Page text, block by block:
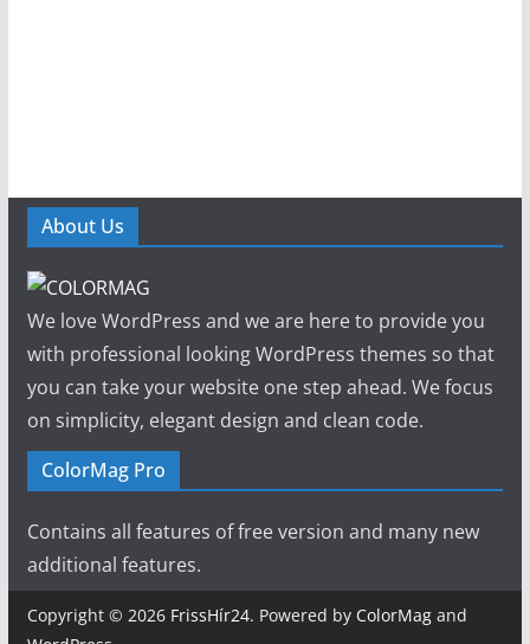
About Us
We love WordPress and we are here to provide you
with professional looking WordPress themes so that
you can take your website one step ahead. We focus
on simplicity, elegant design and clean code.
ColorMag Pro
Contains all features of free version and many new
additional features.
Copyright © 2026 FrissHír24. Powered by ColorMagand